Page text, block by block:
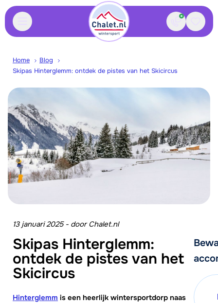
Contact
Home
Blog
Skipas Hinterglemm: ontdek de pistes van het Skicircus
13 januari 2025 - doorChalet.nl
Skipas Hinterglemm:
ontdek de pistes van het
Skicircus
Hinterglemm is een heerlijk wintersportdorp naast